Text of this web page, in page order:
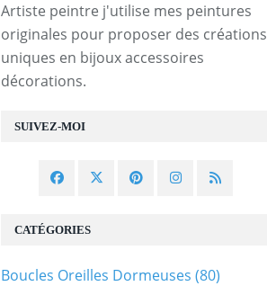
SUIVEZ-MOI
Artiste peintre j'utilise mes peintures
originales pour proposer des créations
uniques en bijoux accessoires
décorations.
CATÉGORIES
Boucles Oreilles Dormeuses (80)